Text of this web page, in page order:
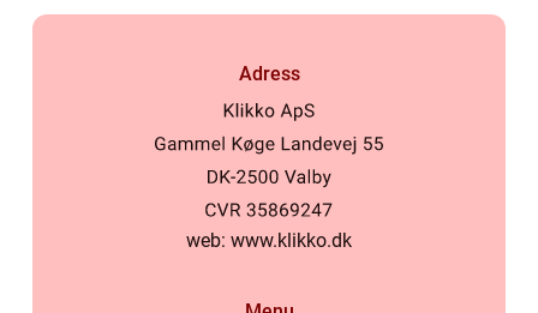
Adress
web: www.klikko.dk